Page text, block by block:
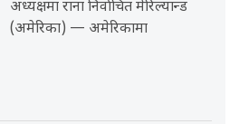
अध्यक्षमा राना निर्वाचित मेरिल्यान्ड
(अमेरिका) — अमेरिकामा